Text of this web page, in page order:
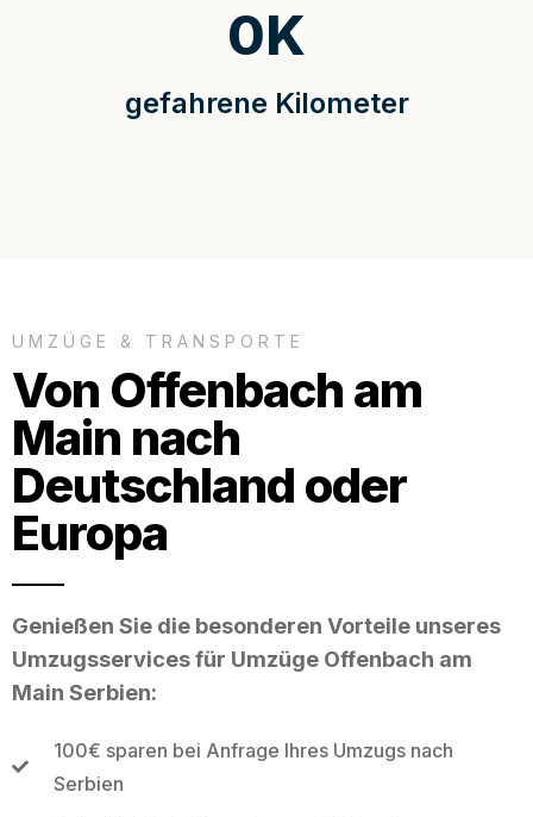
gefahrene Kilometer
0K
UMZÜGE & TRANSPORTE
Von Offenbach am
Main nach
Deutschland oder
Europa
Genießen Sie die besonderen Vorteile unseres
Umzugsservices für Umzüge Offenbach am
Main Serbien:
100€ sparen bei Anfrage Ihres Umzugs nach
Serbien